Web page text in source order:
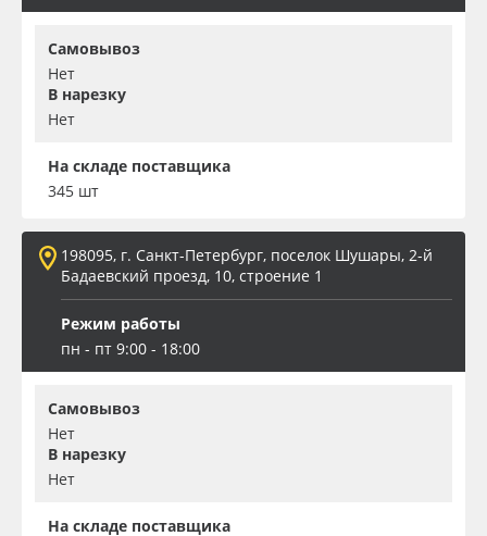
Заготовки для сувениров
Самовывоз
Нет
В нарезку
Нет
На складе поставщика
345 шт
198095, г. Санкт-Петербург, поселок Шушары, 2-й
Бадаевский проезд, 10, строение 1
Режим работы
пн - пт 9:00 - 18:00
Самовывоз
Нет
В нарезку
Нет
На складе поставщика